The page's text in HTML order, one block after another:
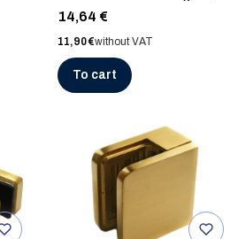
AISI 316, ЗОЛОТОЙ
ШЛИФ
Price
14,64 €
Price
11,90 €without VAT
To cart